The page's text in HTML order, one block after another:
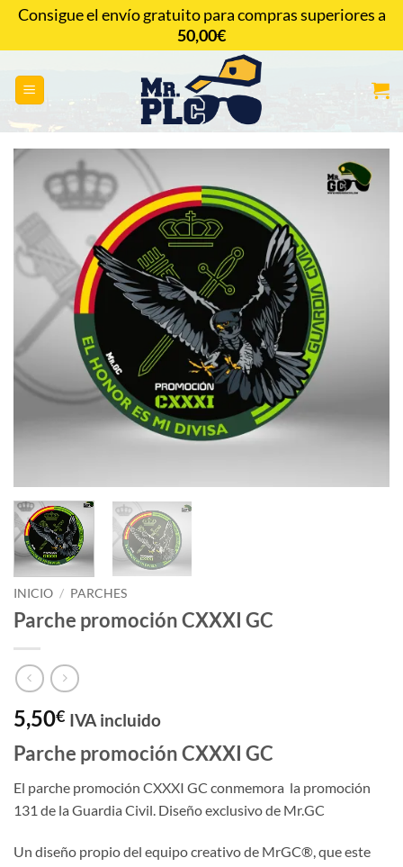
Saltar
contenido
CONTACTAR
INICIO / PARCHES
Parche promoción CXXXI GC
5,50€ IVA incluido
Parche promoción CXXXI GC
El parche promoción CXXXI GC conmemora la promoción
131 de la Guardia Civil. Diseño exclusivo de Mr.GC
Un diseño propio del equipo creativo de MrGC®, que este
Consigue el envío gratuito para compras superiores a
50,00€